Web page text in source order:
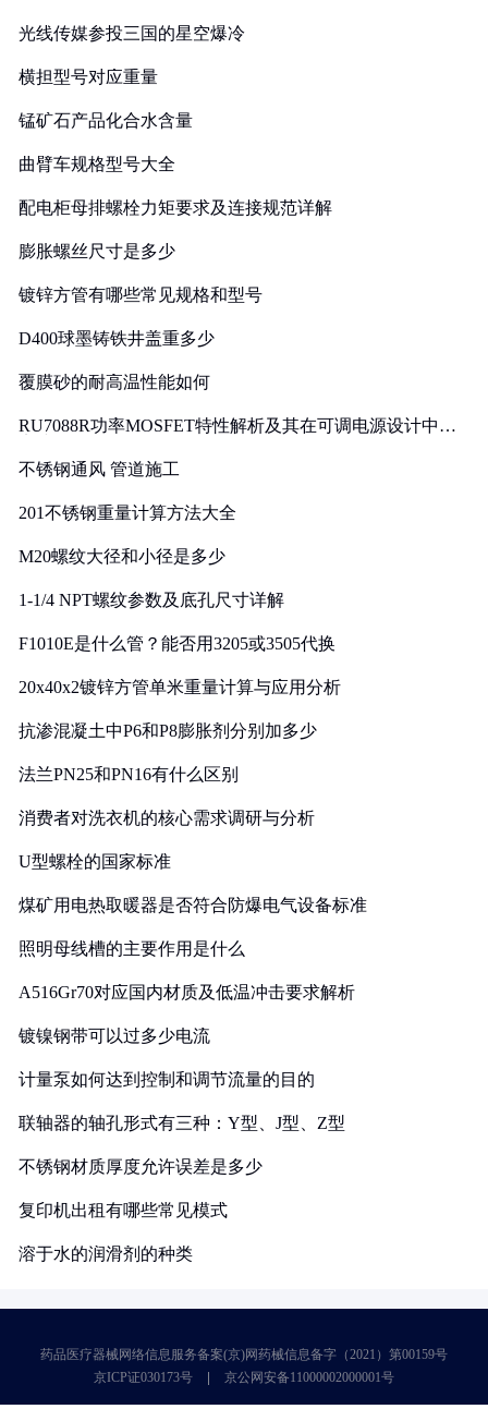
光线传媒参投三国的星空爆冷
横担型号对应重量
锰矿石产品化合水含量
曲臂车规格型号大全
配电柜母排螺栓力矩要求及连接规范详解
膨胀螺丝尺寸是多少
镀锌方管有哪些常见规格和型号
D400球墨铸铁井盖重多少
覆膜砂的耐高温性能如何
RU7088R功率MOSFET特性解析及其在可调电源设计中的
不锈钢通风 管道施工
201不锈钢重量计算方法大全
M20螺纹大径和小径是多少
1-1/4 NPT螺纹参数及底孔尺寸详解
F1010E是什么管？能否用3205或3505代换
20x40x2镀锌方管单米重量计算与应用分析
抗渗混凝土中P6和P8膨胀剂分别加多少
法兰PN25和PN16有什么区别
消费者对洗衣机的核心需求调研与分析
U型螺栓的国家标准
煤矿用电热取暖器是否符合防爆电气设备标准
照明母线槽的主要作用是什么
A516Gr70对应国内材质及低温冲击要求解析
镀镍钢带可以过多少电流
计量泵如何达到控制和调节流量的目的
联轴器的轴孔形式有三种：Y型、J型、Z型
不锈钢材质厚度允许误差是多少
复印机出租有哪些常见模式
溶于水的润滑剂的种类
药品医疗器械网络信息服务备案(京)网药械信息备字（2021）第00159号
京ICP证030173号
京公网安备11000002000001号